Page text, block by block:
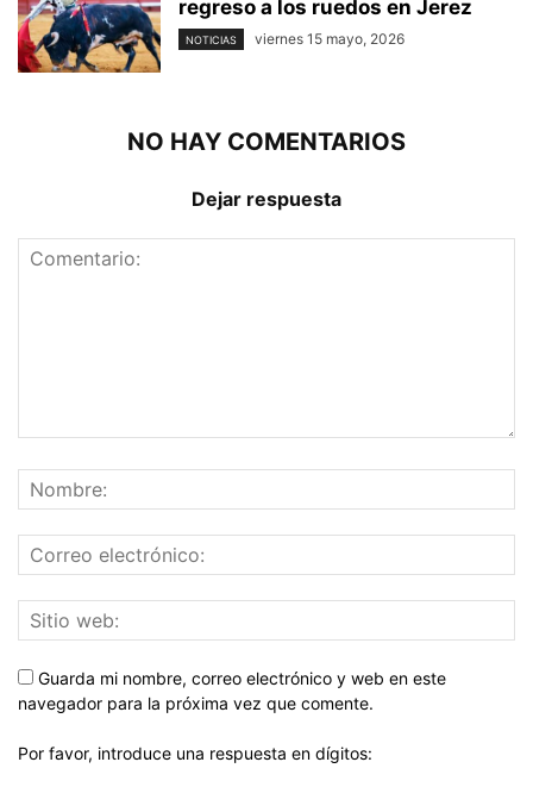
regreso a los ruedos en Jerez
NOTICIAS viernes 15 mayo, 2026
NO HAY COMENTARIOS
Dejar respuesta
Guarda mi nombre, correo electrónico y web en este
navegador para la próxima vez que comente.
Por favor, introduce una respuesta en dígitos: